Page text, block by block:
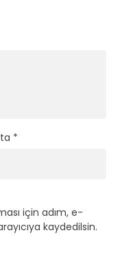
*
için adım, e-
kaydedilsin.